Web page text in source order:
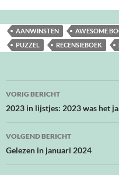
AANWINSTEN AWESOME
PUZZEL
RECENSIEBOEK
Bericht
navigatie
VORIG BERICHT
2023 in lijstjes: 2023 was het
VOLGEND BERICHT
Gelezen in januari 2024